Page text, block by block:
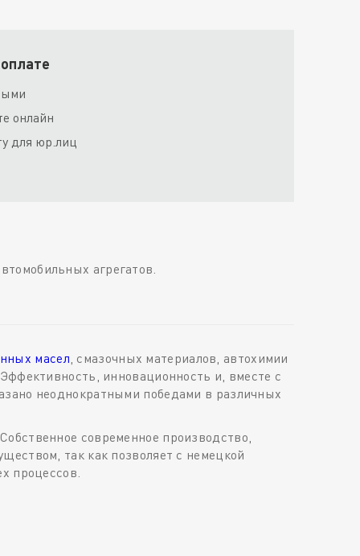
онлайн
для юр.лиц
агрегатов.
масел, смазочных материалов, автохимии
инновационность и, вместе с
неоднократными победами в различных
современное производство,
так как позволяет с немецкой
процессов.